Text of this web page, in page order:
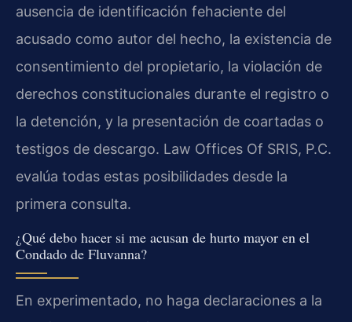
ausencia de identificación fehaciente del
acusado como autor del hecho, la existencia de
consentimiento del propietario, la violación de
derechos constitucionales durante el registro o
la detención, y la presentación de coartadas o
testigos de descargo. Law Offices Of SRIS, P.C.
evalúa todas estas posibilidades desde la
primera consulta.
¿Qué debo hacer si me acusan de hurto mayor en el
Condado de Fluvanna?
En experimentado, no haga declaraciones a la